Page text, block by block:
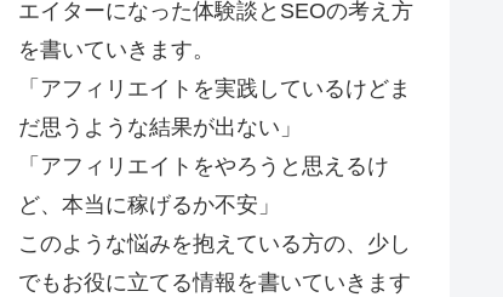
エイターになった体験談とSEOの考え方
を書いていきます。
「アフィリエイトを実践しているけどま
だ思うような結果が出ない」
「アフィリエイトをやろうと思えるけ
ど、本当に稼げるか不安」
このような悩みを抱えている方の、少し
でもお役に立てる情報を書いていきます